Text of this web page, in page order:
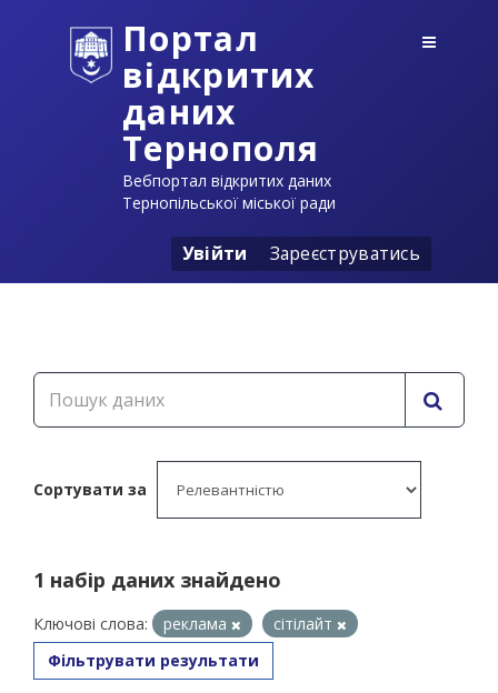
Портал
відкритих
даних
Тернополя
Вебпортал відкритих даних
Тернопільської міської ради
Увійти Зареєструватись
Сортувати за
1 набір даних знайдено
Ключові слова: реклама
сітілайт
Фільтрувати результати